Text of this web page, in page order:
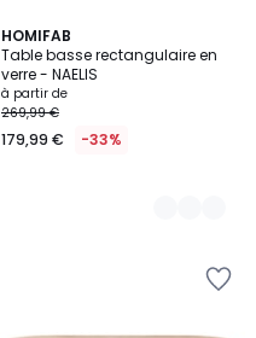
HOMIFAB
Table basse rectangulaire en
verre - NAELIS
à partir de
269,99 €
179,99 € -33%
4
Couleurs